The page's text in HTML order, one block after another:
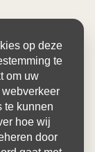
op deze
te
om uw
te kunnen
hoe wij
door